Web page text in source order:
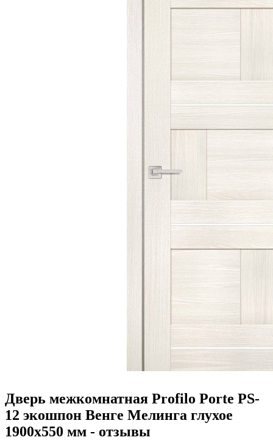
Дверь межкомнатная Profilo Porte PS-
12 экошпон Венге Мелинга глухое
1900х550 мм - отзывы